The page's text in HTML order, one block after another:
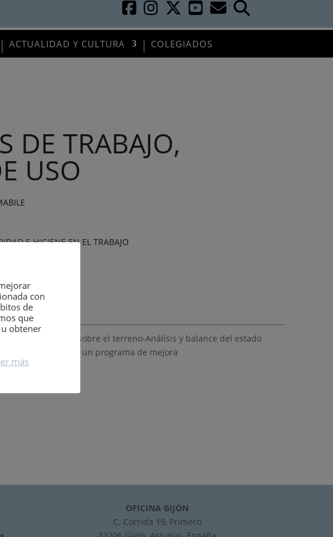
ACTUALIDAD Y CULTURA COLEGIADOS
DE TRABAJO,
USO
E HIGIENE EN EL TRABAJO
Encuesta sobre el terreno-Análisis y balance del estado
en práctica de un programa de mejora
OFICINA GIJÓN
C. Corrida 19, Primero
con
de
que
obtener
más